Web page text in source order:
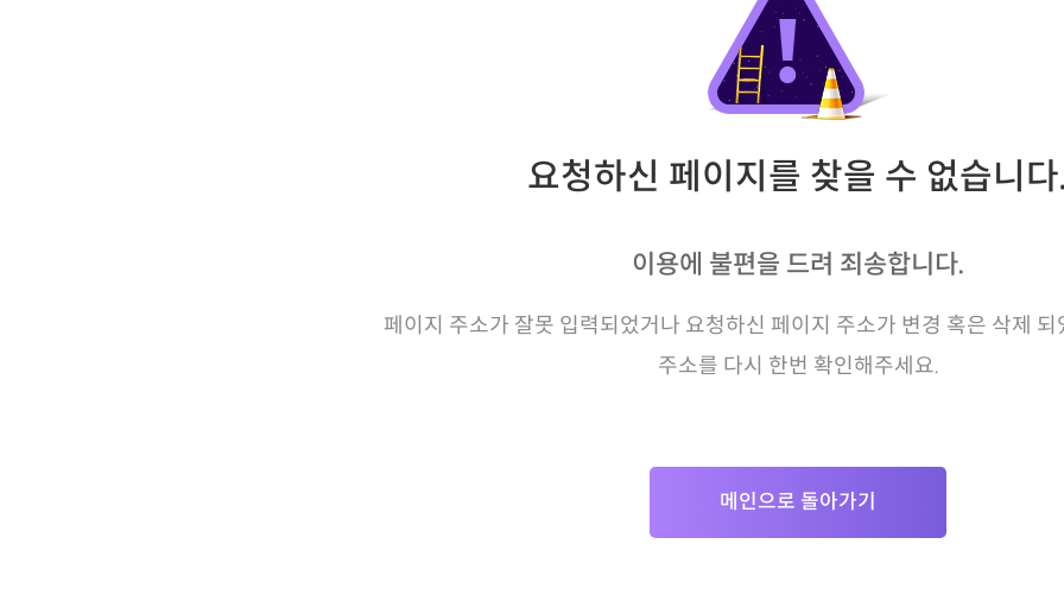
요청하신 페이지를 찾을 수 없습니다.
이용에 불편을 드려 죄송합니다.
페이지 주소가 잘못 입력되었거나 요청하신 페이지 주소가 변경 혹은 삭제 되
주소를 다시 한번 확인해주세요.
메인으로 돌아가기